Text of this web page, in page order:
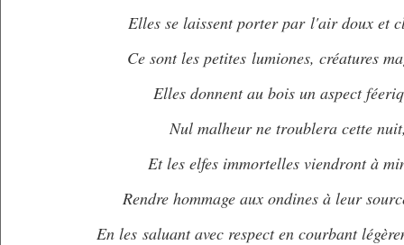
Elles se laissent porter par l'air doux et
Ce sont les petites lumiones, créatures
Elles donnent au bois un aspect
Nul malheur ne troublera cette
Et les elfes immortelles viendront à
Rendre hommage aux ondines à leur
En les saluant avec respect en courbant